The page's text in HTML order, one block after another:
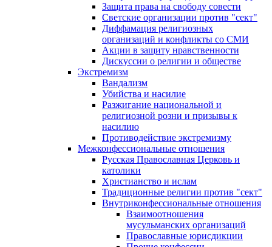
Защита права на свободу совести
Светские организации против "сект"
Диффамация религиозных
организаций и конфликты со СМИ
Акции в защиту нравственности
Дискуссии о религии и обществе
Экстремизм
Вандализм
Убийства и насилие
Разжигание национальной и
религиозной розни и призывы к
насилию
Противодействие экстремизму
Межконфессиональные отношения
Русская Православная Церковь и
католики
Христианство и ислам
Традиционные религии против "сект"
Внутриконфессиональные отношения
Взаимоотношения
мусульманских организаций
Православные юрисдикции